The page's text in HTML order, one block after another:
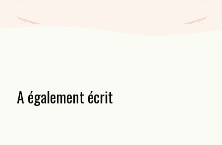
A également écrit